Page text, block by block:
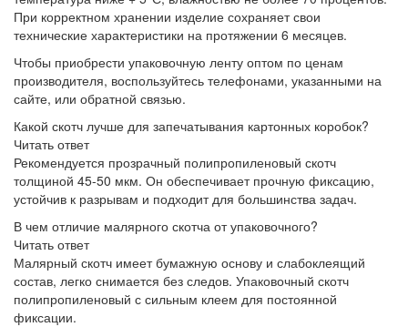
При корректном хранении изделие сохраняет свои
технические характеристики на протяжении 6 месяцев.
Чтобы приобрести упаковочную ленту оптом по ценам
производителя, воспользуйтесь телефонами, указанными на
сайте, или обратной связью.
Какой скотч лучше для запечатывания картонных коробок?
Читать ответ
Рекомендуется прозрачный полипропиленовый скотч
толщиной 45-50 мкм. Он обеспечивает прочную фиксацию,
устойчив к разрывам и подходит для большинства задач.
В чем отличие малярного скотча от упаковочного?
Читать ответ
Малярный скотч имеет бумажную основу и слабоклеящий
состав, легко снимается без следов. Упаковочный скотч
полипропиленовый с сильным клеем для постоянной
фиксации.